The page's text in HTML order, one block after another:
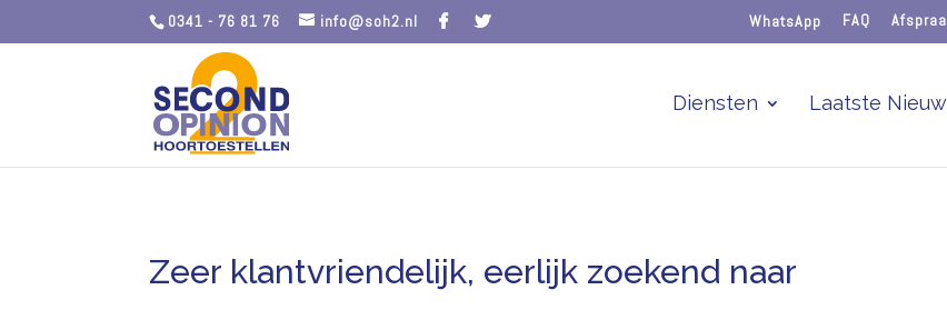
0341 - 76 81 76 info@soh2.nl WhatsApp FAQ
Diensten Laatste
Zeer klantvriendelijk, eerlijk zoekend naar